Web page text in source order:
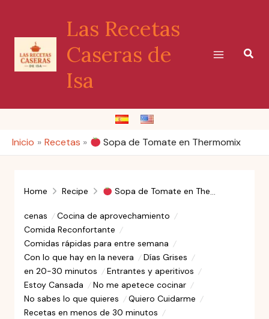
contenido
Las Recetas
Caseras de
Isa
Inicio Recetas Sopa de Tomate en Thermomix
Home Recipe Sopa de Tomate en Thermomix
cenas
Cocina de aprovechamiento
Comida Reconfortante
Comidas rápidas para entre semana
Con lo que hay en la nevera
Días Grises
en 20-30 minutos
Entrantes y aperitivos
Estoy Cansada
No me apetece cocinar
No sabes lo que quieres
Quiero Cuidarme
Recetas en menos de 30 minutos